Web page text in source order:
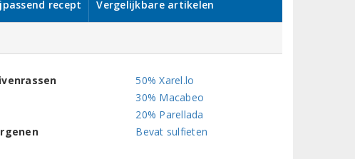
recept Vergelijkbare artikelen
50% Xarel.lo
30% Macabeo
20% Parellada
Bevat sulfieten